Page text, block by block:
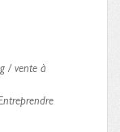
/ vente à